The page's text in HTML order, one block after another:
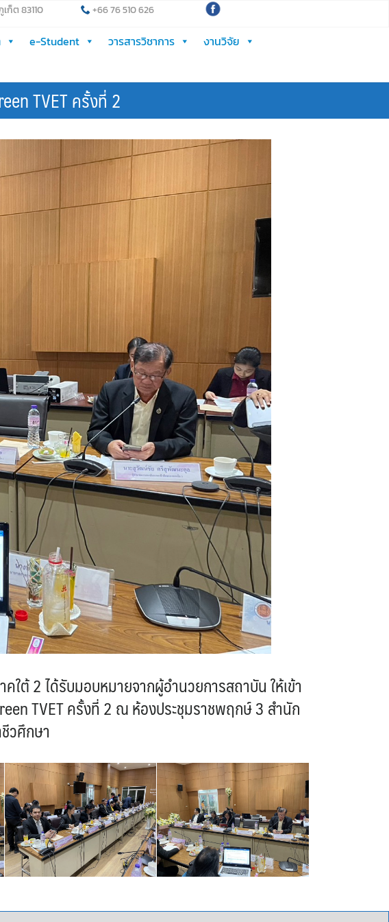
ก็ต 83110 +66 76 510 626
e-Student วารสารวิชาการ
งานวิจัย
TVET ครั้งที่ 2
ต้ 2 ได้รับมอบหมายจากผู้อำนวยการสถาบัน ให้เข้า
TVET ครั้งที่ 2 ณ ห้องประชุมราชพฤกษ์ 3 สำนัก
วศึกษา